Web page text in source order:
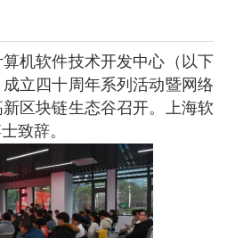
机软件技术开发中心（以下
立四十周年系列活动暨网络
区块链生态谷召开。上海软
致辞。